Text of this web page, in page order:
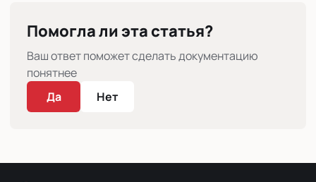
Помогла ли эта статья?
Ваш ответ поможет сделать документацию
понятнее
Да
Нет